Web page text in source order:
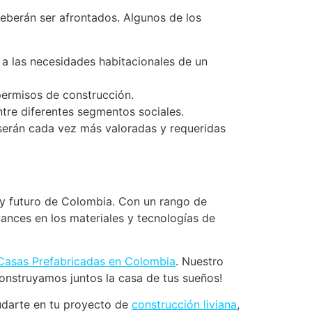
ser afrontados. Algunos de los
las necesidades habitacionales de un
de construcción.
diferentes segmentos sociales.
cada vez más valoradas y requeridas
futuro de Colombia. Con un rango de
en los materiales y tecnologías de
Prefabricadas en Colombia. Nuestro
juntos la casa de tus sueños!
en tu proyecto de construcción liviana,